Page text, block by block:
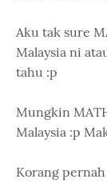
Aku tak sure
Malaysia ni
tahu :p
Mungkin
Malaysia :p
Korang